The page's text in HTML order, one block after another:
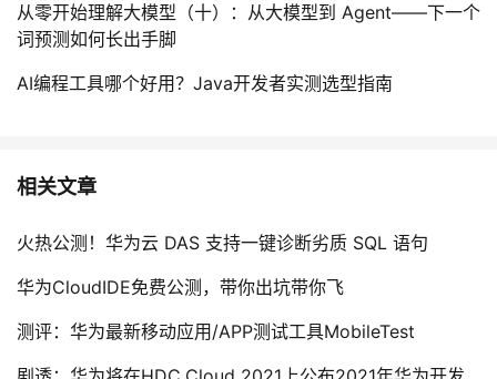
从零开始理解大模型（十）：从大模型到 Agent——下一个
词预测如何长出手脚
AI编程工具哪个好用？Java开发者实测选型指南
相关文章
火热公测！华为云 DAS 支持一键诊断劣质 SQL 语句
华为CloudIDE免费公测，带你出坑带你飞
测评：华为最新移动应用/APP测试工具MobileTest